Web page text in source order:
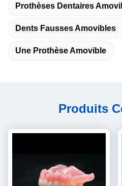
Prothèses Dentaires
Dents Fausses Amovibles
Une Prothèse Amovible
Produits